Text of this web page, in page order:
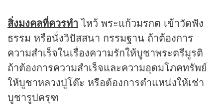
สิ่งมงคลที่ควรทำ ไหว้ พระแก้วมรกต เข้าวัดฟัง
ธรรม หรือนั่งวิปัสสนา กรรมฐาน ถ้าต้องการ
ความสำเร็จในเรื่องความรักให้บูชาพระตรีมูรติ
ถ้าต้องการความสำเร็จและความอุดมโภคทรัพย์
ให้บูชาหลวงปู่โต๊ะ หรือต้องการตำแหน่งให้เช่า
บูชารูปครุฑ